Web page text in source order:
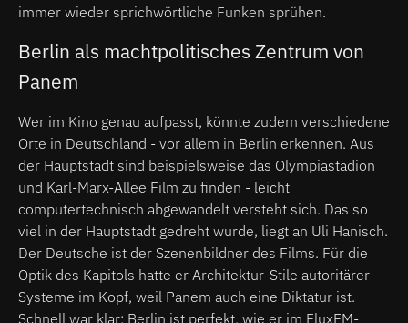
immer wieder sprichwörtliche Funken sprühen.
Berlin als machtpolitisches Zentrum von
Panem
Wer im Kino genau aufpasst, könnte zudem verschiedene
Orte in Deutschland - vor allem in Berlin erkennen. Aus
der Hauptstadt sind beispielsweise das Olympiastadion
und Karl-Marx-Allee Film zu finden - leicht
computertechnisch abgewandelt versteht sich. Das so
viel in der Hauptstadt gedreht wurde, liegt an Uli Hanisch.
Der Deutsche ist der Szenenbildner des Films. Für die
Optik des Kapitols hatte er Architektur-Stile autoritärer
Systeme im Kopf, weil Panem auch eine Diktatur ist.
Schnell war klar: Berlin ist perfekt, wie er im FluxFM-